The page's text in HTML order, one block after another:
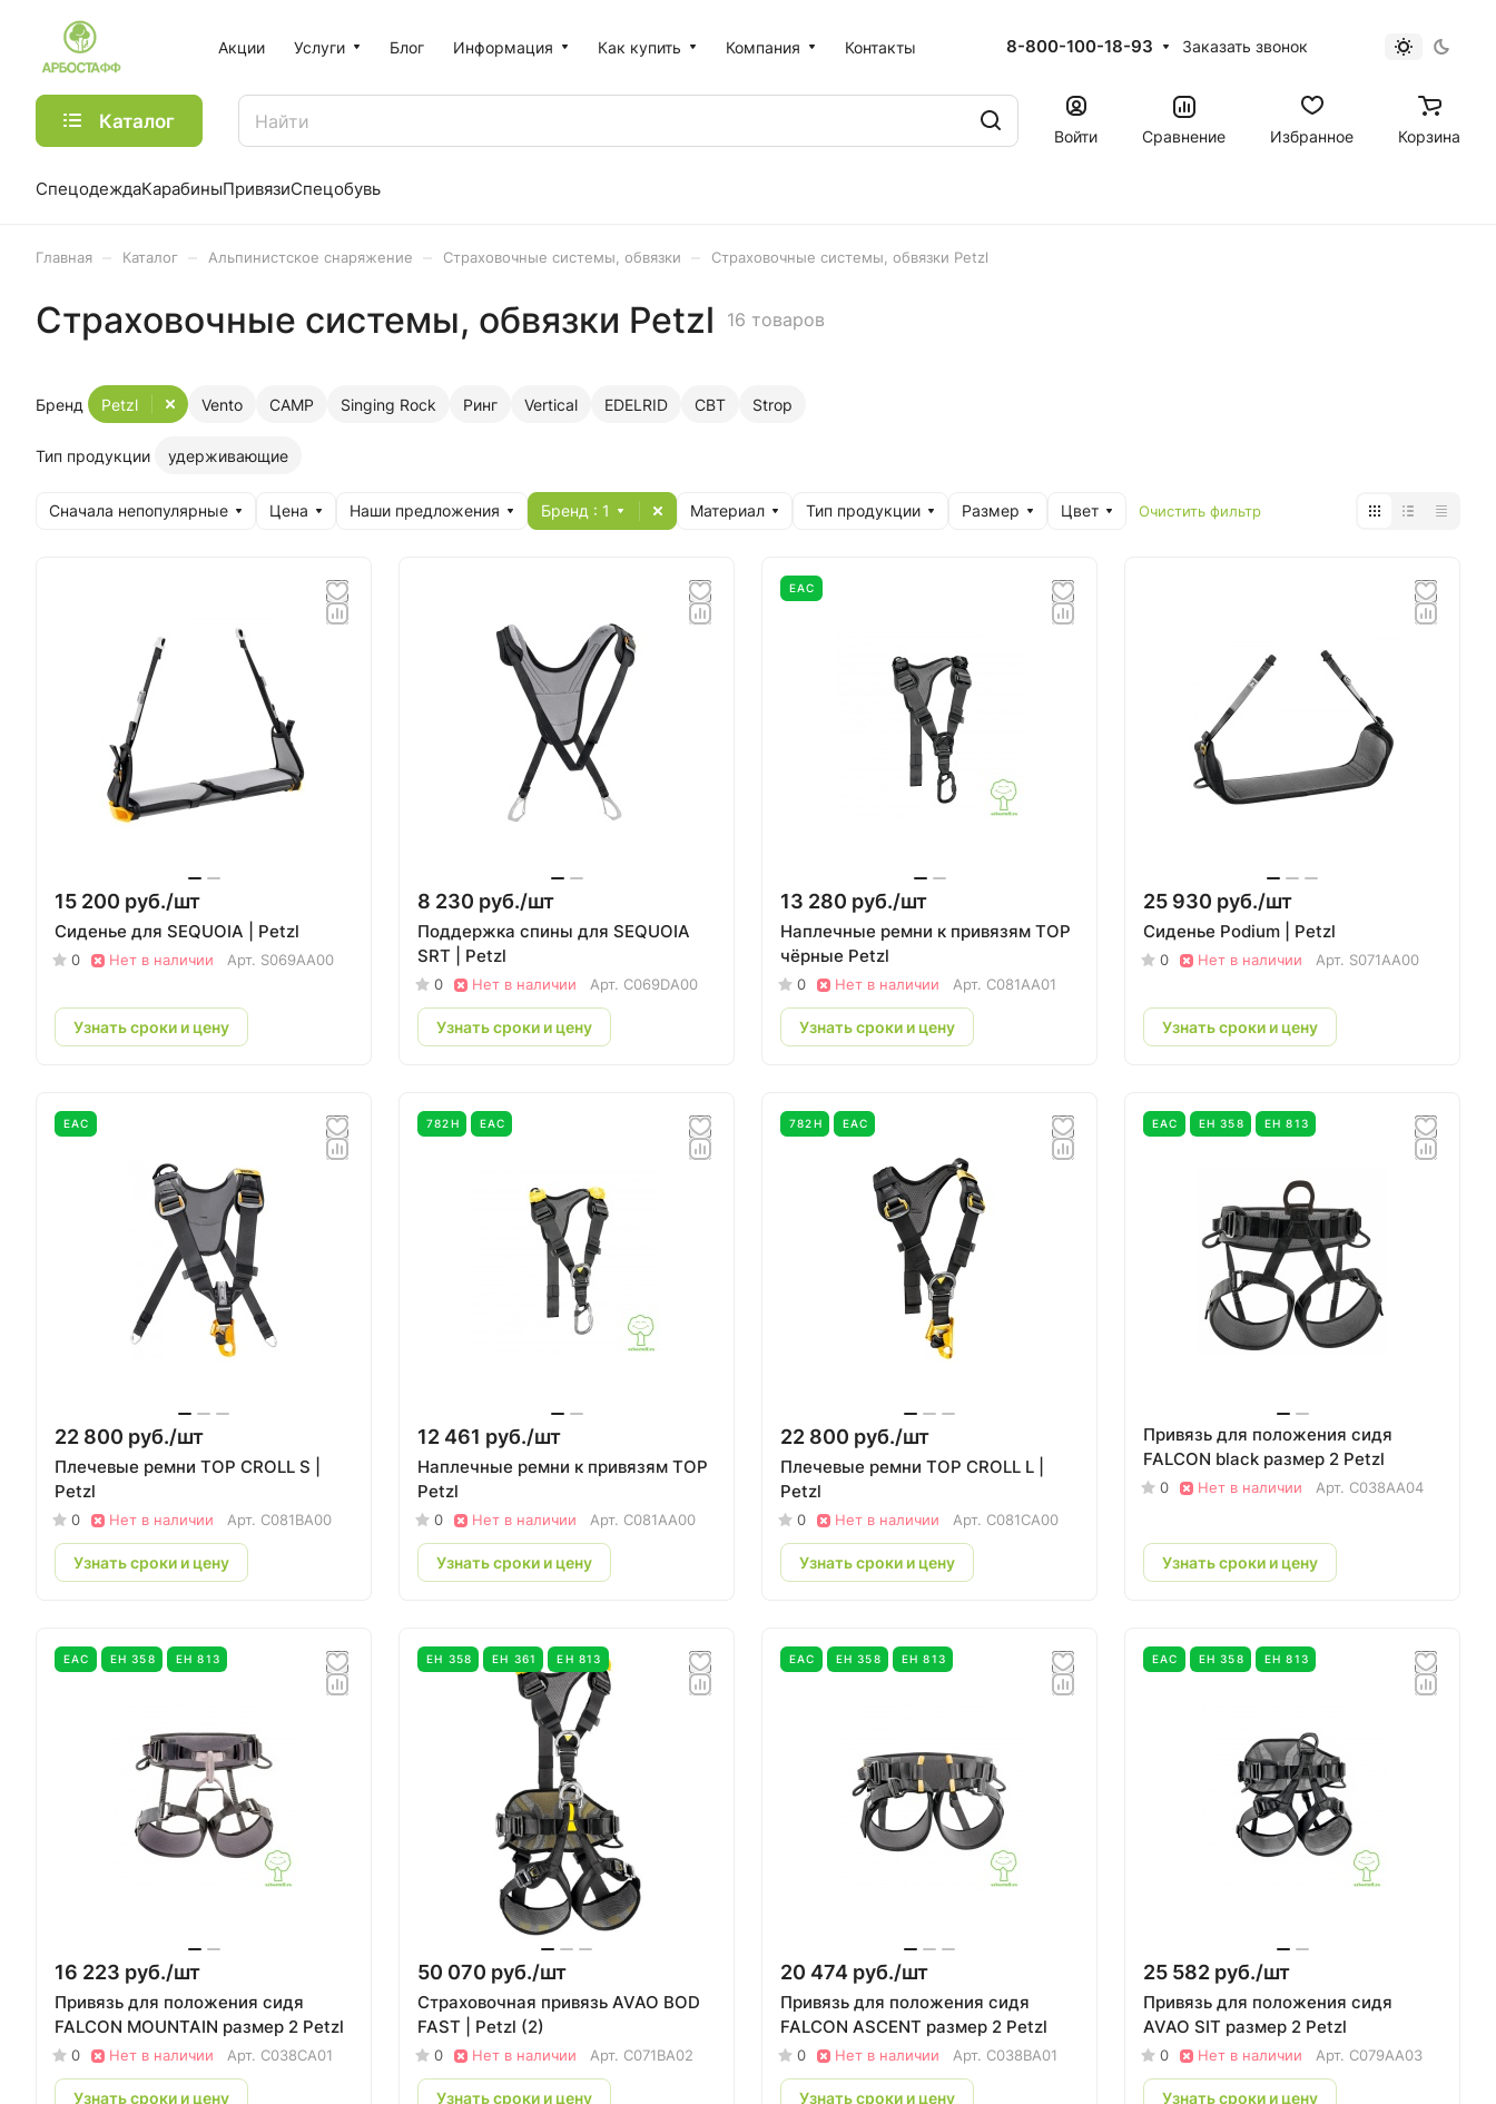
Акции Услуги Блог Информация Как купить Компания Контакты 8-800-100-18-93 Заказать звонок
Каталог
Войти Сравнение Избранное Корзина
СпецодеждаКарабиныПривязиСпецобувь
Главная Каталог Альпинистское снаряжение Страховочные системы, обвязки Страховочные системы, обвязки Petzl
Страховочные системы, обвязки Petzl 16 товаров
Бренд Petzl Vento CAMP Singing Rock Ринг Vertical EDELRID СВТ Strop
Тип продукции удерживающие
Сначала непопулярные Цена Наши предложения Бренд : 1 Материал Тип продукции Размер Цвет Очистить фильтр
15 200 руб./шт
Сиденье для SEQUOIA | Petzl
0 Нет в наличии Арт. S069AA00
Узнать сроки и цену
8 230 руб./шт
Поддержка спины для SEQUOIA
SRT | Petzl
0 Нет в наличии Арт. C069DA00
Узнать сроки и цену
EAC
13 280 руб./шт
Наплечные ремни к привязям TOP
чёрные Petzl
0 Нет в наличии Арт. C081AA01
Узнать сроки и цену
25 930 руб./шт
Сиденье Podium | Petzl
0 Нет в наличии Арт. S071AA00
Узнать сроки и цену
EAC
22 800 руб./шт
Плечевые ремни TOP CROLL S |
Petzl
0 Нет в наличии Арт. C081BA00
Узнать сроки и цену
782Н EAC
12 461 руб./шт
Наплечные ремни к привязям TOP
Petzl
0 Нет в наличии Арт. C081AA00
Узнать сроки и цену
782Н EAC
22 800 руб./шт
Плечевые ремни TOP CROLL L |
Petzl
0 Нет в наличии Арт. C081CA00
Узнать сроки и цену
EAC ЕН 358 ЕН 813
Привязь для положения сидя
FALCON black размер 2 Petzl
0 Нет в наличии Арт. C038AA04
Узнать сроки и цену
EAC ЕН 358 ЕН 813
16 223 руб./шт
Привязь для положения сидя
FALCON MOUNTAIN размер 2 Petzl
0 Нет в наличии Арт. C038CA01
Узнать сроки и цену
ЕН 358 ЕН 361 ЕН 813
50 070 руб./шт
Страховочная привязь AVAO BOD
FAST | Petzl (2)
0 Нет в наличии Арт. C071BA02
Узнать сроки и цену
EAC ЕН 358 ЕН 813
20 474 руб./шт
Привязь для положения сидя
FALCON ASCENT размер 2 Petzl
0 Нет в наличии Арт. C038BA01
Узнать сроки и цену
EAC ЕН 358 ЕН 813
25 582 руб./шт
Привязь для положения сидя
AVAO SIT размер 2 Petzl
0 Нет в наличии Арт. C079AA03
Узнать сроки и цену